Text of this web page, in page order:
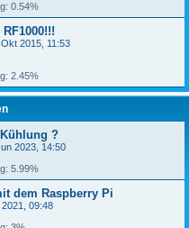
0.54%
2015, 11:53
2.45%
?
2023, 14:50
5.99%
dem Raspberry Pi
09:48